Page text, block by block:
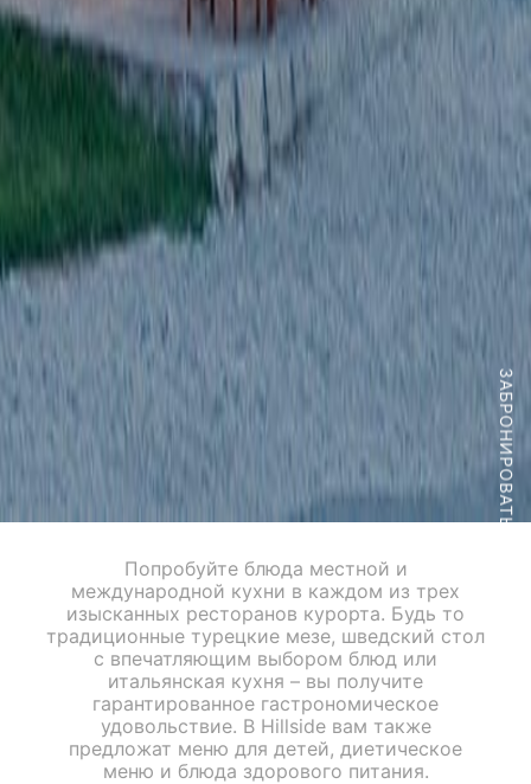
ЗАБРОНИРОВАТЬ
Попробуйте блюда местной и
международной кухни в каждом из трех
изысканных ресторанов курорта. Будь то
традиционные турецкие мезе, шведский стол
с впечатляющим выбором блюд или
итальянская кухня – вы получите
гарантированное гастрономическое
удовольствие. В Hillside вам также
предложат меню для детей, диетическое
меню и блюда здорового питания.